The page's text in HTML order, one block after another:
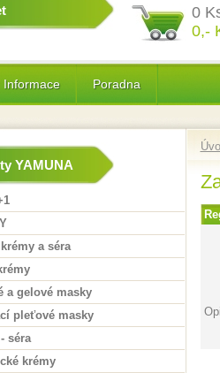
0
0,-
Informace Poradna
YAMUNA
a séra
a gelové masky
pleťové masky
séra
krémy